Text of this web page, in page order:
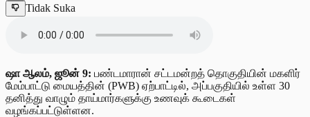
Tidak Suka
ஷா ஆலம், ஜூன் 9: பண்டமாரான் சட்டமன்றத் தொகுதியின் மகளிர்
மேம்பாட்டு மையத்தின் (PWB) ஏற்பாட்டில், அப்பகுதியில் உள்ள 30
தனித்து வாழும் தாய்மார்களுக்கு உணவுக் கூடைகள்
வழங்கப்பட்டுள்ளன.